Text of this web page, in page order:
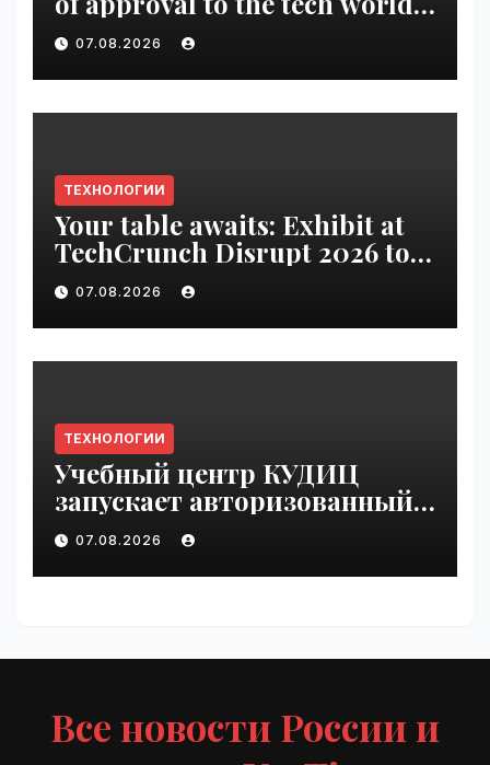
VseTime.ru
07.08.2026
ТЕХНОЛОГИИ
Your table awaits: Exhibit at
TechCrunch Disrupt 2026 to
be seen by thousands |
VseTime.ru
07.08.2026
ТЕХНОЛОГИИ
Учебный центр КУДИЦ
запускает авторизованный
курс по
администрированию Mind
Migrate#guest | VseTime.ru
07.08.2026
Все новости России и